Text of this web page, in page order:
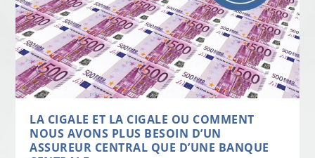
LA CIGALE ET LA CIGALE OU COMMENT
NOUS AVONS PLUS BESOIN D’UN
ASSUREUR CENTRAL QUE D’UNE BANQUE